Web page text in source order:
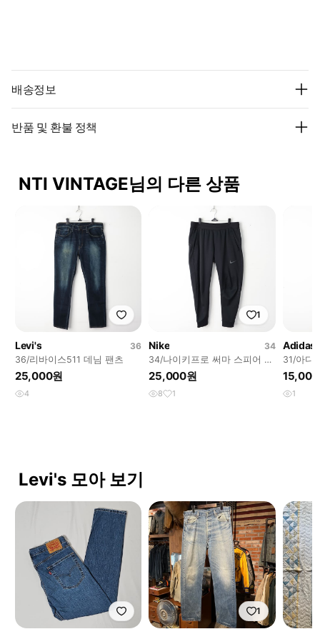
배송정보
반품 및 환불 정책
NTI VINTAGE님의 다른 상품
Levi's
36
36/리바이스511 데님 팬츠
25,000원
4
1
Nike
34
34/나이키프로 써마 스피어 팬
츠
25,000원
8 1
Adidas
31/아디
츠
1
Levi's 모아 보기
1